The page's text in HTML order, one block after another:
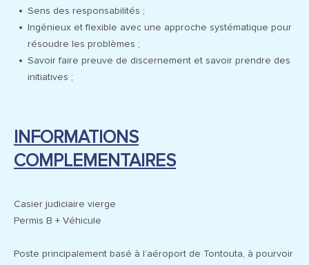
Sens des responsabilités ;
Ingénieux et flexible avec une approche systématique pour
résoudre les problèmes ;
Savoir faire preuve de discernement et savoir prendre des
initiatives ;
INFORMATIONS
COMPLEMENTAIRES
Casier judiciaire vierge
Permis B + Véhicule
Poste principalement basé à l’aéroport de Tontouta, à pourvoir